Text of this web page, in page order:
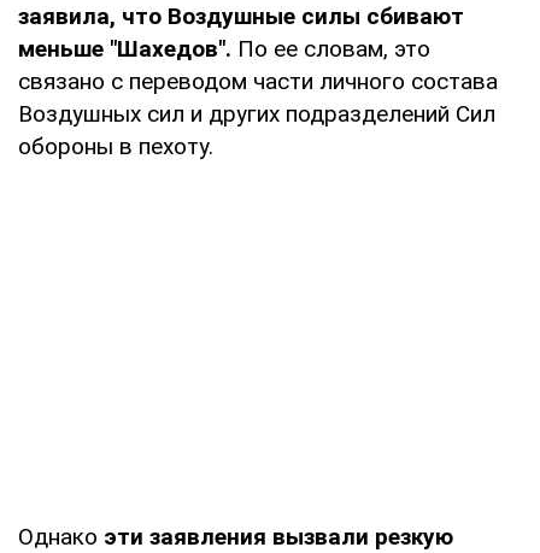
заявила, что Воздушные силы сбивают
меньше "Шахедов". По ее словам, это
связано с переводом части личного состава
Воздушных сил и других подразделений Сил
обороны в пехоту.
Однако эти заявления вызвали резкую